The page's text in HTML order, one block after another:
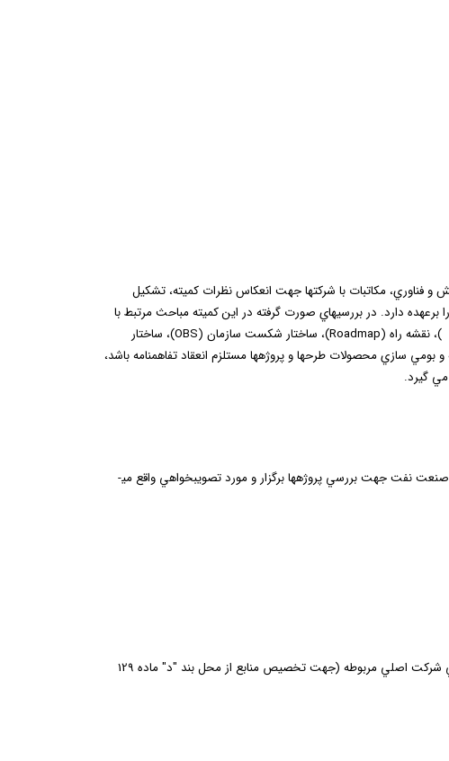
فناوري، مكاتبات با شركت­ها جهت انعكاس نظرات كميته، تشكيل
دارد. در بررسي­هاي صورت گرفته در اين كميته مباحث مرتبط با
)، نقشه راه (Roadmap) ، ساختار شكست سازمان (OBS) ، ساختار
سازي محصولات طرح­ها و پروژه­ها مستلزم انعقاد تفاهم­نامه باشد،
گيرد.
نفت جهت بررسي پروژه­ها برگزار و مورد تصويب­خواهي واقع مي­
شركت اصلي مربوطه
(جهت تخصيص منابع از محل بند "د" ماده 129